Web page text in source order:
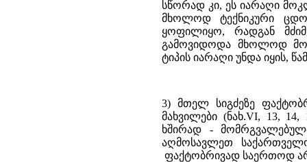
სწორად კი, ეს იარაღი
მხოლოდ ტექნიკური
ყოფილიყო, რადგან
გამოვიდოდა მხოლოდ
ტიპის იარაღი უნდა იყის,
3) მთელ სიგძეზე
მახვილები (ნახ.VI, 13,
ხშირად -
აღმოსავლეთ
ფაქტობრივად საერთოდ არ